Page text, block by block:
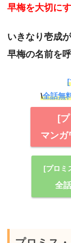
早梅を大切に
いきなり壱成が
早梅の名前を呼
[
\全話無
[
マンガ
[プロミ
全